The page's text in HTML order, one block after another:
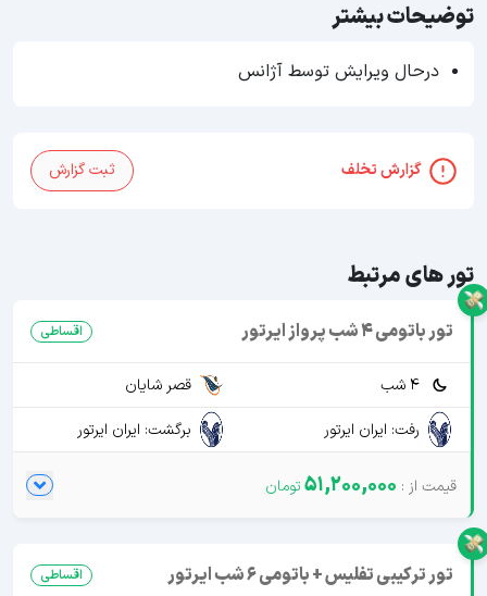
توضیحات بیشتر
درحال ویرایش توسط آژانس
گزارش تخلف ثبت گزارش
تور های مرتبط
تور باتومی 4 شب پرواز ایرتور اقساطی
4 شب
قصر شایان
رفت: ایران ایرتور
برگشت: ایران ایرتور
51,200,000
تور ترکیبی تفلیس + باتومی 6 شب ایرتور اقساطی